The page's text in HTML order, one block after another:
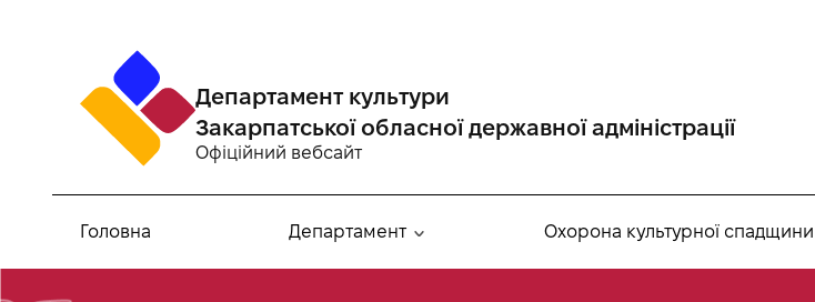
Департамент культури
Закарпатської обласної державної адміністрації
Офіційний вебсайт
Головна Департамент Охорона культурної спадщини